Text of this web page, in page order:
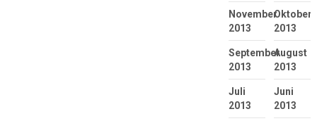
November
2013
Oktober
2013
September
2013
August
2013
Juli
2013
Juni
2013